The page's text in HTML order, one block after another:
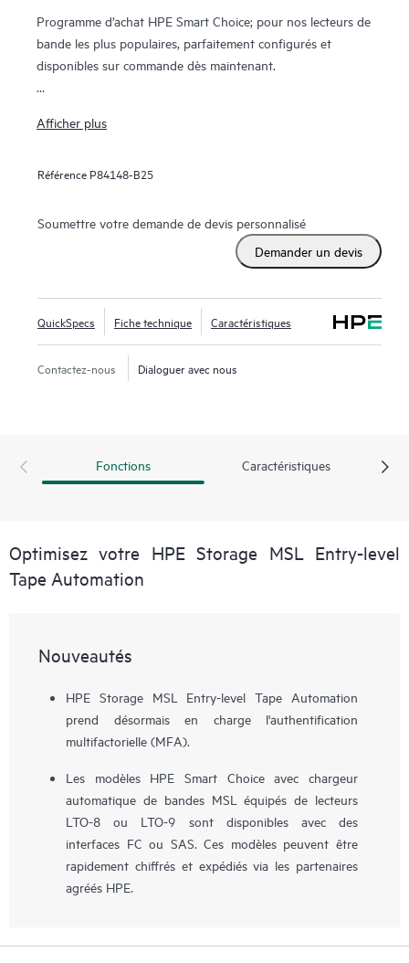
Programme d’achat HPE Smart Choice; pour nos lecteurs de
bande les plus populaires, parfaitement configurés et
disponibles sur commande dès maintenant.
HPE Storage MSL 1/8, 1 kit de mise à niveau de lecteur de
de 45 To.
Afficher plus
Référence P84148-B25
Soumettre votre demande de devis personnalisé
Demander un devis
QuickSpecs Fiche technique Caractéristiques
Contactez-nous Dialoguer avec nous
Fonctions Caractéristiques
Optimisez votre HPE Storage MSL Entry-level
Tape Automation
Nouveautés
HPE Storage MSL Entry-level Tape Automation
prend désormais en charge l'authentification
multifactorielle (MFA).
Les modèles HPE Smart Choice avec chargeur
automatique de bandes MSL équipés de lecteurs
LTO-8 ou LTO-9 sont disponibles avec des
interfaces FC ou SAS. Ces modèles peuvent être
rapidement chiffrés et expédiés via les partenaires
agréés HPE.